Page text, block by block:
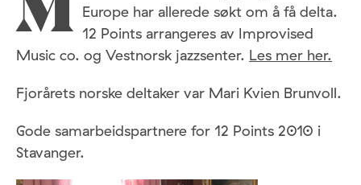
M Europe har allerede søkt om å få delta.
12 Points arrangeres av Improvised
Music co. og Vestnorsk jazzsenter. Les mer her.
Fjorårets norske deltaker var Mari Kvien Brunvoll.
Gode samarbeidspartnere for 12 Points 2010 i
Stavanger.